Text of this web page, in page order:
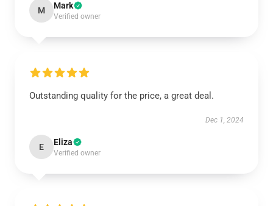
M Mark
Verified owner
Outstanding quality for the price, a great deal.
Dec 1, 2024
E Eliza
Verified owner